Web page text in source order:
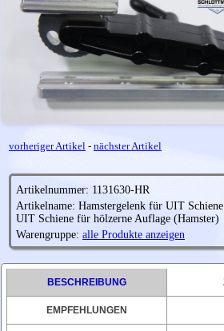
vorheriger Artikel - nächster Artikel
Artikelnummer: 1131630-HR
Artikelname: Hamstergelenk für UIT
UIT Schiene für hölzerne Auflage (Hamster)
Warengruppe: alle Produkte anzeigen
BESCHREIBUNG
EMPFEHLUNGEN